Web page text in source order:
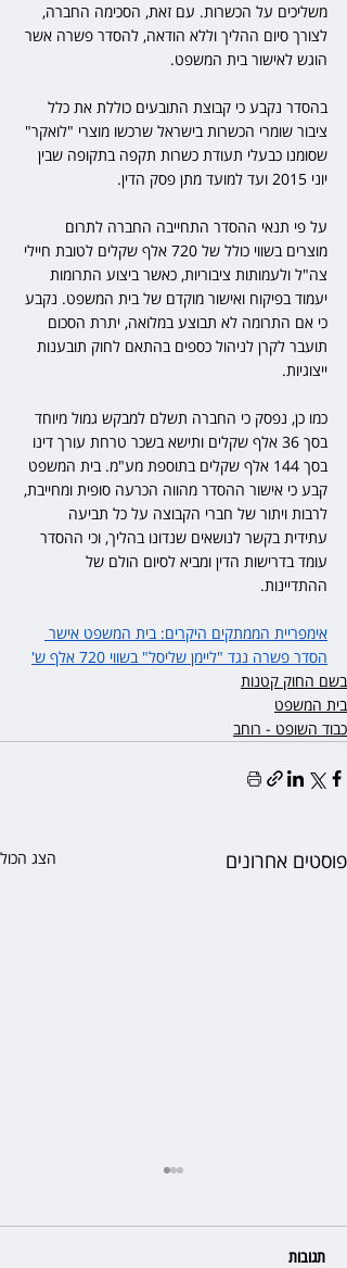
משליכים על הכשרות. עם זאת, הסכימה החברה,
לצורך סיום ההליך וללא הודאה, להסדר פשרה אשר
הוגש לאישור בית המשפט.
בהסדר נקבע כי קבוצת התובעים כוללת את כלל
ציבור שומרי הכשרות בישראל שרכשו מוצרי "לואקר"
שסומנו כבעלי תעודת כשרות תקפה בתקופה שבין
יוני 2015 ועד למועד מתן פסק הדין.
על פי תנאי ההסדר התחייבה החברה לתרום
מוצרים בשווי כולל של 720 אלף שקלים לטובת חיילי
צה"ל ולעמותות ציבוריות, כאשר ביצוע התרומות
יעמוד בפיקוח ואישור מוקדם של בית המשפט. נקבע
כי אם התרומה לא תבוצע במלואה, יתרת הסכום
תועבר לקרן לניהול כספים בהתאם לחוק תובענות
ייצוגיות.
כמו כן, נפסק כי החברה תשלם למבקש גמול מיוחד
בסך 36 אלף שקלים ותישא בשכר טרחת עורך דינו
בסך 144 אלף שקלים בתוספת מע"מ. בית המשפט
קבע כי אישור ההסדר מהווה הכרעה סופית ומחייבת,
לרבות ויתור של חברי הקבוצה על כל תביעה
עתידית בקשר לנושאים שנדונו בהליך, וכי ההסדר
עומד בדרישות הדין ומביא לסיום הולם של
ההתדיינות.
אימפריית הממתקים היקרים: בית המשפט אישר
הסדר פשרה נגד "ליימן שליסל" בשווי 720 אלף ש'
בשם החוק קטנות
בית המשפט
כבוד השופט - רוחב
פוסטים אחרונים הצג הכול
תגובות